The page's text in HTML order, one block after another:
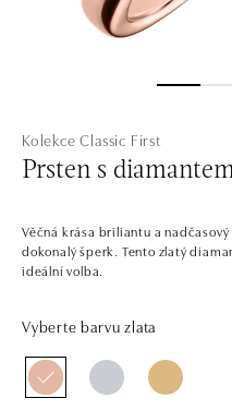
Kolekce Classic First
Prsten s
Věčná krása briliantu a
dokonalý šperk. Tento zlatý
ideální volba.
Vyberte barvu zlata